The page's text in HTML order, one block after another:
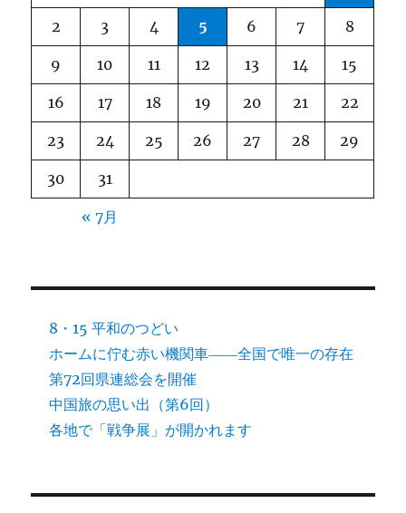
2 3 4 5 6 7 8
9 10 11 12 13 14 15
16 17 18 19 20 21 22
23 24 25 26 27 28 29
30 31
« 7月
8・15 平和のつどい
ホームに佇む赤い機関車――全国で唯一の存在
第72回県連総会を開催
中国旅の思い出（第6回）
各地で「戦争展」が開かれます